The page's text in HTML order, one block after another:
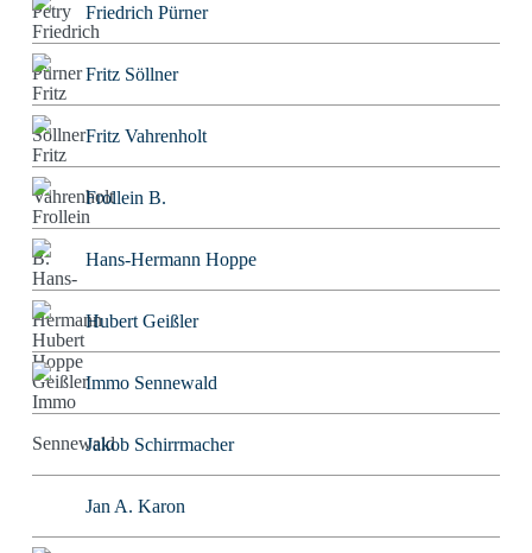
Friedrich Pürner
Fritz Söllner
Fritz Vahrenholt
Frollein B.
Hans-Hermann Hoppe
Hubert Geißler
Immo Sennewald
Jakob Schirrmacher
Jan A. Karon